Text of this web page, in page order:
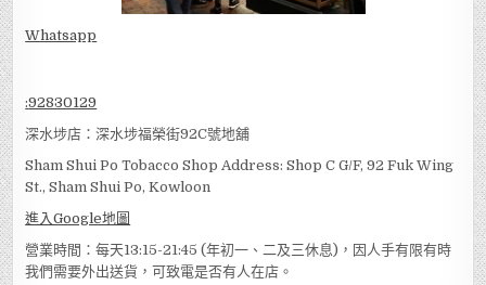
Whatsapp
:92830129
深水埗店：深水埗福榮街92C號地舖
Sham Shui Po Tobacco Shop Address: Shop C G/F, 92 Fuk Wing
St., Sham Shui Po, Kowloon
進入Google地圖
營業時間：每天13:15-21:45 (年初一、二及三休息)，因人手有限有時
我們需要外出送貨，可致電是否有人在店。